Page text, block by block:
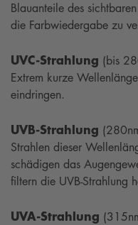
Blauanteile des
die Farbwiedergabe zu
UVC-Strahlung (bis
Extrem kurze
eindringen.
UVB-Strahlung
Strahlen dieser
schädigen das
filtern die UVB-Strahlung
UVA-Strahlung